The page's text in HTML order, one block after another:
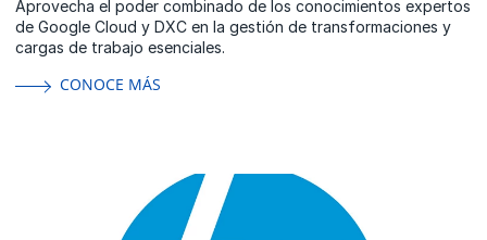
Aprovecha el poder combinado de los conocimientos expertos
de Google Cloud y DXC en la gestión de transformaciones y
cargas de trabajo esenciales.
CONOCE MÁS